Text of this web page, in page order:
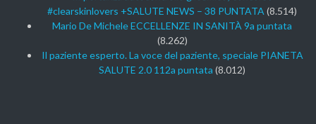
#clearskinlovers +SALUTE NEWS – 38 PUNTATA(8.514)
Mario De Michele ECCELLENZE IN SANITÀ 9a puntata
(8.262)
Il paziente esperto. La voce del paziente, speciale PIANETA
SALUTE 2.0 112a puntata (8.012)